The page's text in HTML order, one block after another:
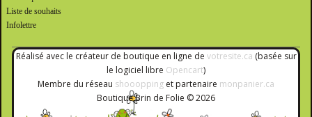
Liste de souhaits
Infolettre
Réalisé avec le créateur de boutique en ligne de votresite.ca (basée sur
le logiciel libre Opencart)
Membre du réseau shooopping et partenaire monpanier.ca
Boutique Brin de Folie © 2026